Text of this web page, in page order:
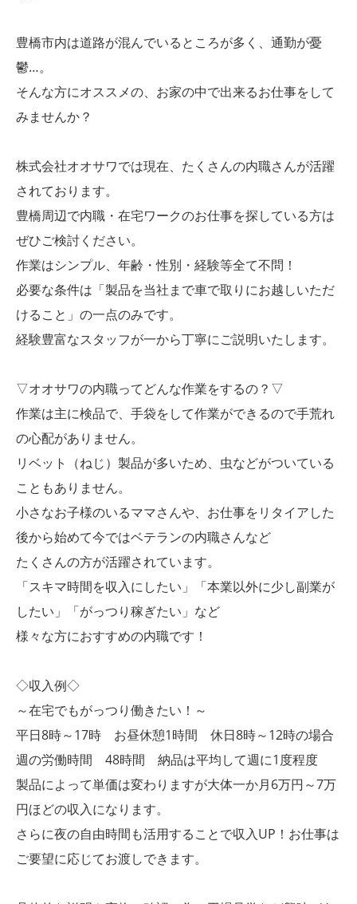
豊橋市内は道路が混んでいるところが多く、通勤が憂
鬱…。
そんな方にオススメの、お家の中で出来るお仕事をして
みませんか？
株式会社オオサワでは現在、たくさんの内職さんが活躍
されております。
豊橋周辺で内職・在宅ワークのお仕事を探している方は
ぜひご検討ください。
作業はシンプル、年齢・性別・経験等全て不問！
必要な条件は「製品を当社まで車で取りにお越しいただ
けること」の一点のみです。
経験豊富なスタッフが一から丁寧にご説明いたします。
▽オオサワの内職ってどんな作業をするの？▽
作業は主に検品で、手袋をして作業ができるので手荒れ
の心配がありません。
リベット（ねじ）製品が多いため、虫などがついている
こともありません。
小さなお子様のいるママさんや、お仕事をリタイアした
後から始めて今ではベテランの内職さんなど
たくさんの方が活躍されています。
「スキマ時間を収入にしたい」「本業以外に少し副業が
したい」「がっつり稼ぎたい」など
様々な方におすすめの内職です！
◇収入例◇
～在宅でもがっつり働きたい！～
平日8時～17時 お昼休憩1時間 休日8時～12時の場合
週の労働時間 48時間 納品は平均して週に1度程度
製品によって単価は変わりますが大体一か月6万円～7万
円ほどの収入になります。
さらに夜の自由時間も活用することで収入UP！お仕事は
ご要望に応じてお渡しできます。